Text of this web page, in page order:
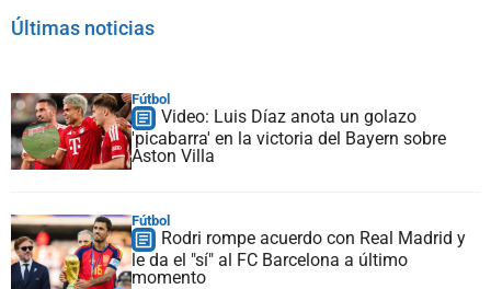
Últimas noticias
Fútbol
Video: Luis Díaz anota un golazo
'picabarra' en la victoria del Bayern sobre
Aston Villa
Fútbol
Rodri rompe acuerdo con Real Madrid y
le da el "sí" al FC Barcelona a último
momento